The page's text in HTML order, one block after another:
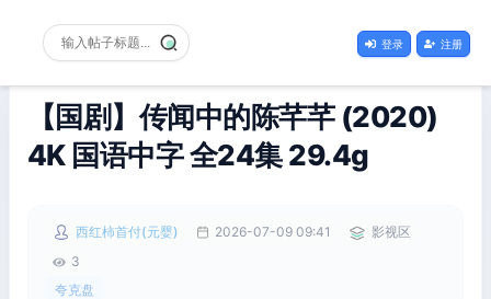
登录 注册
【国剧】传闻中的陈芊芊‎ (2020)
4K 国语中字 全24集 29.4g
西红柿首付(元婴) 2026-07-09 09:41
影视区
3
夸克盘